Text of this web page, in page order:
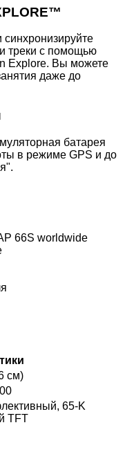
треки с помощью
Explore. Вы можете
даже до
батарея
в режиме GPS и до
66S worldwide
см)
65-K
TFT